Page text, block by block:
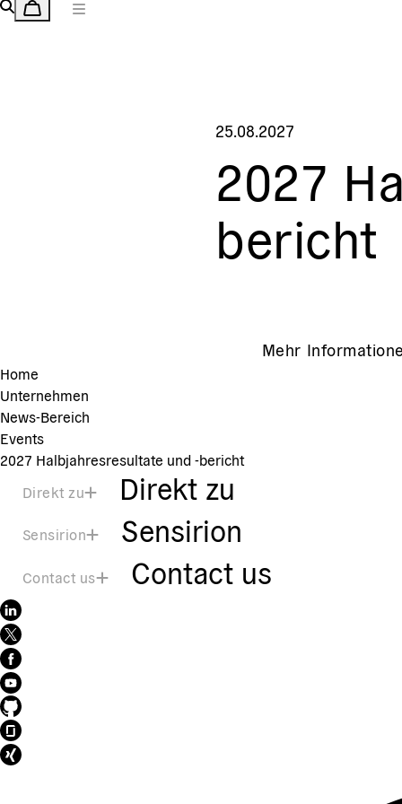
25.08.2027
2027
bericht
Mehr
Home
Unternehmen
News-Bereich
Events
2027 Halbjahresresultate und -bericht
Direkt zu
Direkt zu
Sensirion Sensirion
Contact us Contact us